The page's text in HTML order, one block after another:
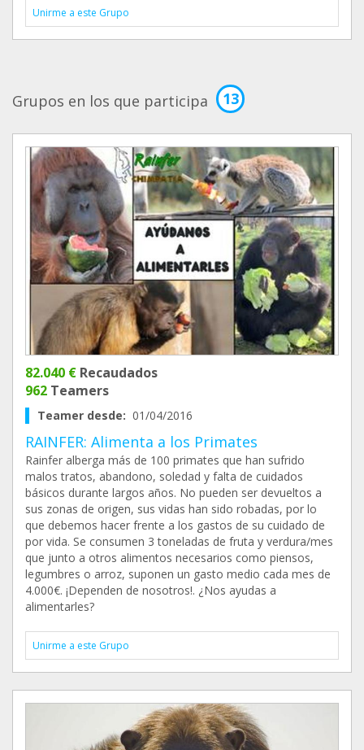
Unirme a este Grupo
Grupos en los que participa 13
82.040 € Recaudados
962 Teamers
Teamer desde: 01/04/2016
RAINFER: Alimenta a los Primates
Rainfer alberga más de 100 primates que han sufrido
malos tratos, abandono, soledad y falta de cuidados
básicos durante largos años. No pueden ser devueltos a
sus zonas de origen, sus vidas han sido robadas, por lo
que debemos hacer frente a los gastos de su cuidado de
por vida. Se consumen 3 toneladas de fruta y verdura/mes
que junto a otros alimentos necesarios como piensos,
legumbres o arroz, suponen un gasto medio cada mes de
4.000€. ¡Dependen de nosotros!. ¿Nos ayudas a
alimentarles?
Unirme a este Grupo